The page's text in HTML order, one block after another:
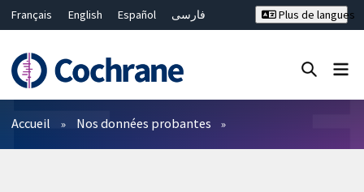
Français English Español
فارسی
Bahasa Malaysia
ไทย
繁體中文
简体中文
Plus de langues
Filtres
Accueil Nos données probantes